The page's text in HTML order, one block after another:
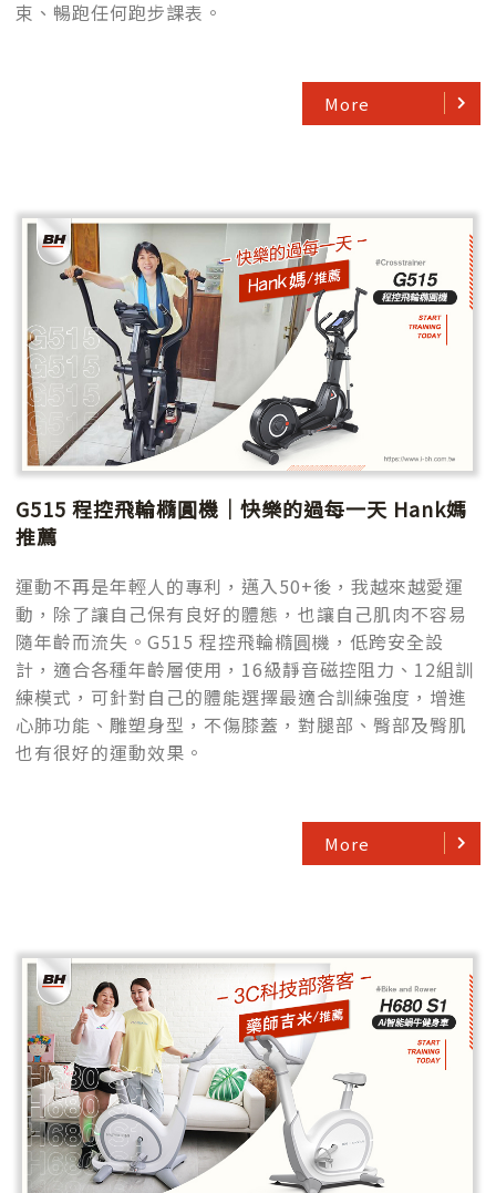
束、暢跑任何跑步課表。
More
G515 程控飛輪橢圓機｜快樂的過每一天 Hank媽
推薦
運動不再是年輕人的專利，邁入50+後，我越來越愛運
動，除了讓自己保有良好的體態，也讓自己肌肉不容易
隨年齡而流失。G515 程控飛輪橢圓機，低跨安全設
計，適合各種年齡層使用，16級靜音磁控阻力、12組訓
練模式，可針對自己的體能選擇最適合訓練強度，增進
心肺功能、雕塑身型，不傷膝蓋，對腿部、臀部及臀肌
也有很好的運動效果。
More